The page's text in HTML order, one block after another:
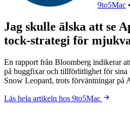
9to5Mac •
Jag skulle älska att se
tock-strategi för
En rapport från Bloomberg indikerar
på buggfixar och tillförlitlighet för sina
Snow Leopard, trots förväntningar på
Läs hela artikeln hos 9to5Mac